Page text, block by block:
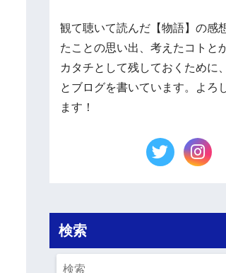
観て聴いて読んだ【物語】の感
たことの思い出、考えたコトと
カタチとして残しておくために
とブログを書いています。よろ
ます！
検索